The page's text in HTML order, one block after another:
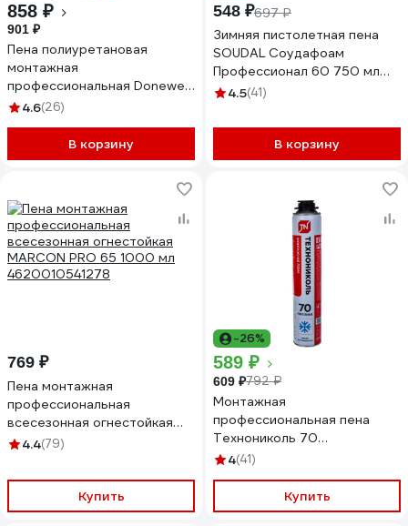
858 ₽
901 ₽
Пена полиуретановая
монтажная
профессиональная Donewell
65 огнестойкая всесезонная
4.6(26)
В корзину
548 ₽697 ₽
Зимняя пистолетная пена
SOUDAL Соудафоам
Профессионал 60 750 мл
115002
4.5(41)
В корзину
769 ₽
Пена монтажная
профессиональная
всесезонная огнестойкая
MARCON PRO 65 1000 мл
4.4(79)
Купить
-26%
589 ₽
609 ₽792 ₽
Монтажная
профессиональная пена
Технониколь 70
PROFESSIONAL зимняя 1000
4(41)
Купить